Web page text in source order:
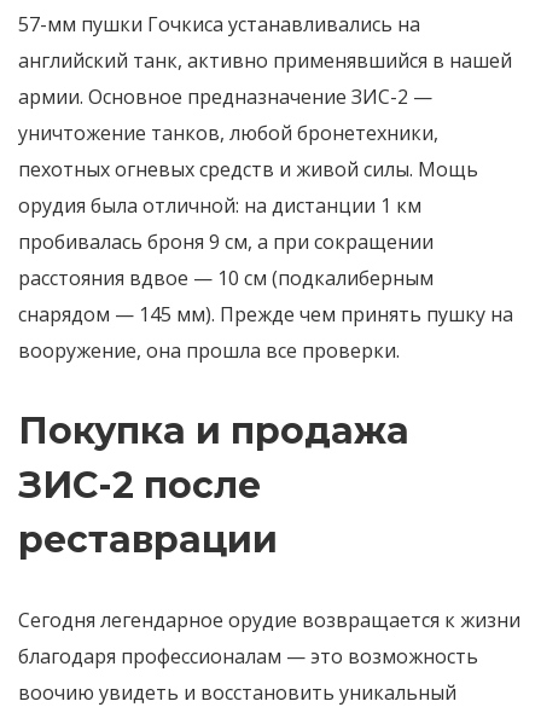
57-мм пушки Гочкиса устанавливались на
английский танк, активно применявшийся в нашей
армии. Основное предназначение ЗИС-2 —
уничтожение танков, любой бронетехники,
пехотных огневых средств и живой силы. Мощь
орудия была отличной: на дистанции 1 км
пробивалась броня 9 см, а при сокращении
расстояния вдвое — 10 см (подкалиберным
снарядом — 145 мм). Прежде чем принять пушку на
вооружение, она прошла все проверки.
Покупка и продажа
ЗИС-2 после
реставрации
Сегодня легендарное орудие возвращается к жизни
благодаря профессионалам — это возможность
воочию увидеть и восстановить уникальный